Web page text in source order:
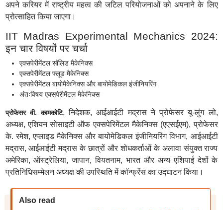
अपने करियर में राष्ट्रीय महत्व की जटिल परियोजनाओं को अपनाने के लिए
प्रोत्साहित किया जाएगा।
IIT Madras Experimental Mechanics 2024:
इन चार विषयों पर चर्चा
एक्सपेरीमेंटल सॉलिड मैकेनिक्स
एक्सपेरीमेंटल फ्लूड मैकेनिक्स
एक्सपेरीमेंटल बायोमैकेनिक्स और बायोमेडिकल इंजीनियरिंग
अंतःविषय एक्सपेरीमेंटल मैकेनिक्स
प्रोफेसर वी. कामकोटि, निदेशक, आईआईटी मद्रास ने प्रोफेसर यू-लुंग लो,
अध्यक्ष, एशियन सोसाइटी ऑफ एक्सपेरिमेंटल मैकेनिक्स (एएसईएम), प्रोफेसर
के. रमेश, एप्लाइड मैकेनिक्स और बायोमेडिकल इंजीनियरिंग विभाग, आईआईटी
मद्रास, आईआईटी मद्रास के छात्रों और शोधकर्ताओं के अलावा संयुक्त राज्य
अमेरिका, ऑस्ट्रेलिया, जापान, वियतनाम, भारत और अन्य एशियाई देशों के
प्रतिनिधिसम्मेलन अध्यक्ष की उपस्थिति में कॉन्फ्रेंस का उद्घाटन किया।
Also read